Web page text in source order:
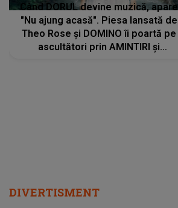
Când DORUL devine muzică, apare
"Nu ajung acasă". Piesa lansată de
Theo Rose și DOMINO îi poartă pe
ascultători prin AMINTIRI și
DIVERTISMENT